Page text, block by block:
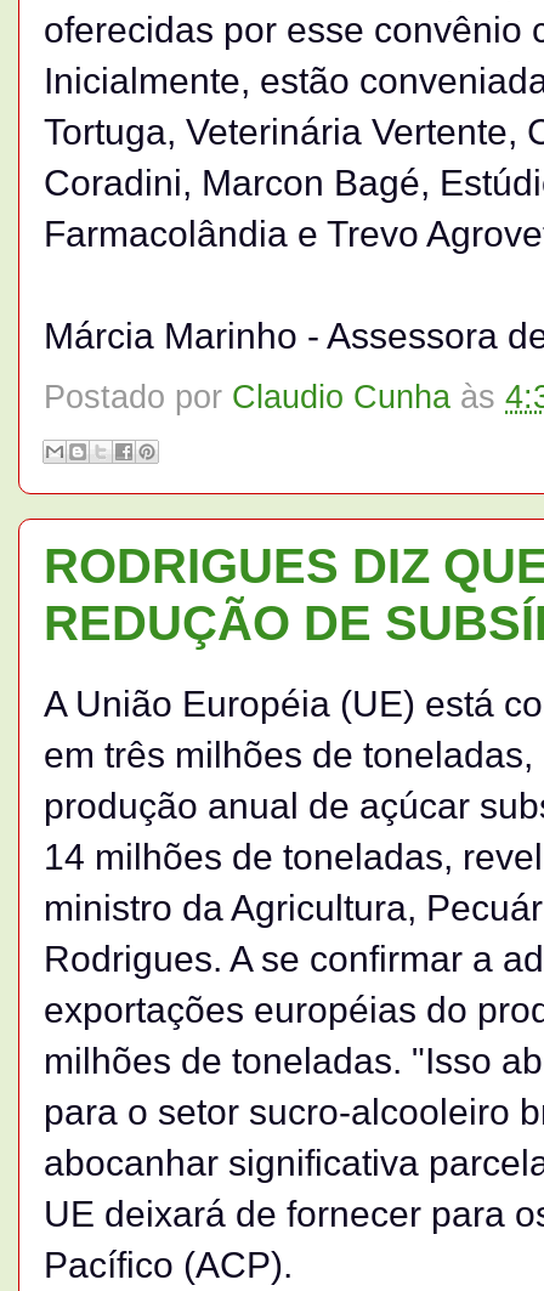
oferecidas por esse convênio
Inicialmente, estão
Tortuga, Veterinária Vertente,
Coradini, Marcon Bagé,
Farmacolândia e Trevo
Márcia Marinho - Assessora
Postado por Claudio Cunha às
RODRIGUES DIZ
REDUÇÃO DE
A União Européia (UE) está
em três milhões de
produção anual de açúcar
14 milhões de toneladas,
ministro da Agricultura,
Rodrigues. A se confirmar a
exportações européias do
milhões de toneladas. "Isso
para o setor sucro-alcooleiro
abocanhar significativa
UE deixará de fornecer para
Pacífico (ACP).